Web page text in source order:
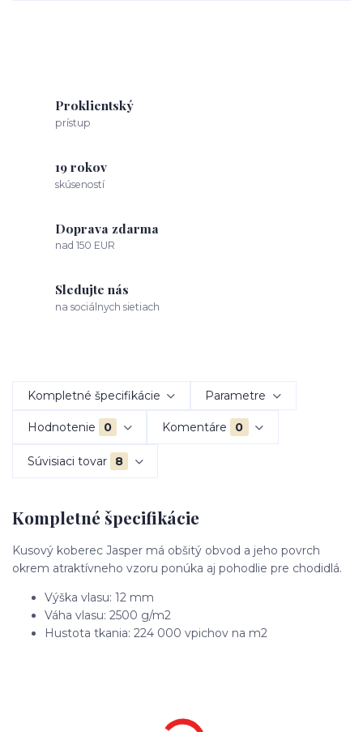
Proklientský
prístup
19 rokov
skúseností
Doprava zdarma
nad 150 EUR
Sledujte nás
na sociálnych sietiach
Kompletné špecifikácie Parametre
Hodnotenie 0 Komentáre 0
Súvisiaci tovar 8
Kompletné špecifikácie
Kusový koberec Jasper má obšitý obvod a jeho povrch
okrem atraktívneho vzoru ponúka aj pohodlie pre chodidlá.
Výška vlasu: 12 mm
Váha vlasu: 2500 g/m2
Hustota tkania: 224 000 vpichov na m2